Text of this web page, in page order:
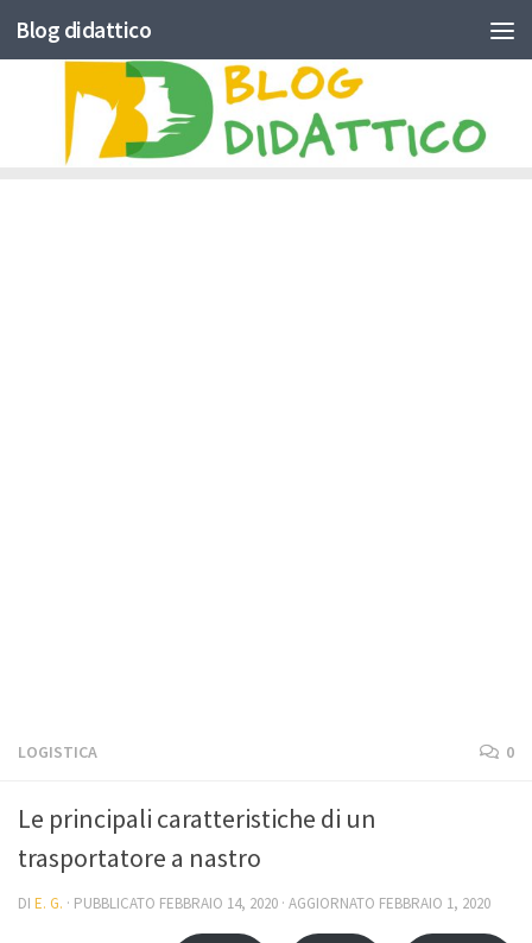
Skip to content
Blog didattico
LOGISTICA 0
Le principali caratteristiche di un
trasportatore a nastro
DI E. G. · PUBBLICATO FEBBRAIO 14, 2020 · AGGIORNATO FEBBRAIO 1, 2020